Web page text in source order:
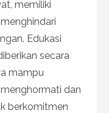
memiliki
Edukasi
secara
mampu
dan
berkomitmen